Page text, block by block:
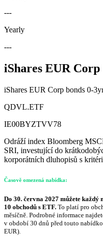
---
Yearly
---
iShares EUR Corp
iShares EUR Corp bonds 0-
QDVL.ETF
IE00BYZTVV78
Odráží index Bloomberg
SRI, investující do
korporátních dluhopisů s
Časově omezená nabídka:
Do 30. června 2027 můžete
10 obchodů s ETF. To platí pro
měsíčně. Podrobné informace
v období 30 dnů před touto
EUR).